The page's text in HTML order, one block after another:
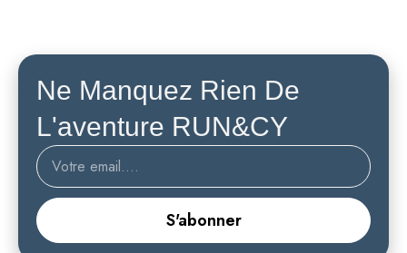
Ne Manquez Rien De
L'aventure RUN&CY
S'abonner